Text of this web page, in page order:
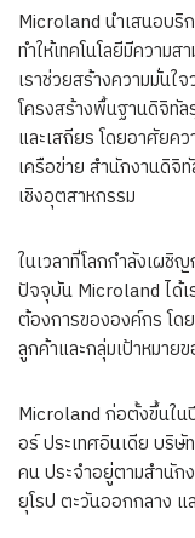
Microland นำเสนอบริ
ทำให้เทคโนโลยีมีความ
เราช่วยสร้างความมั่นใ
โครงสร้างพื้นฐานดิจิทั
และเสถียร โดยอาศัยค
เครือข่าย สำนักงานดิจิ
เชิงอุตสาหกรรม
ในเวลาที่โลกกำลังเผชิ
ปัจจุบัน Microland ได้
ต้องการขององค์กร โด
ลูกค้าและกลุ่มเป้าหมาย
Microland ก่อตั้งขึ้นใน
อร์ ประเทศอินเดีย บริ
คน ประจำอยู่ตามสำนัก
ยุโรป ตะวันออกกลาง แ